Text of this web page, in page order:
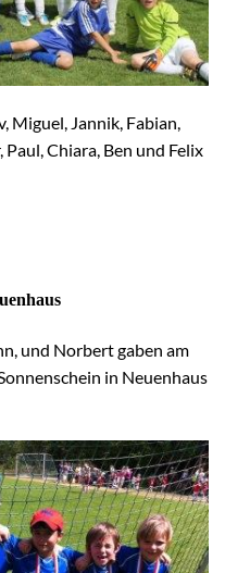
Miguel, Jannik, Fabian,
Chiara, Ben und Felix
und Norbert gaben am
in Neuenhaus